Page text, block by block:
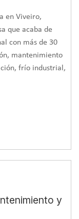
por
y el techo
de los sistemas.
de cada
que en
eficiente,
en verano. La
en Viveiro,
que acaba de
con más de 30
mantenimiento
frío industrial,
y